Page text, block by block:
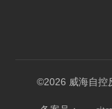
©2026 威海自控